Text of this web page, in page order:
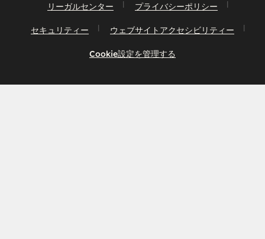
リーガルセンター プライバシーポリシー
セキュリティー ウェブサイトアクセシビリティー
Cookie設定を管理する